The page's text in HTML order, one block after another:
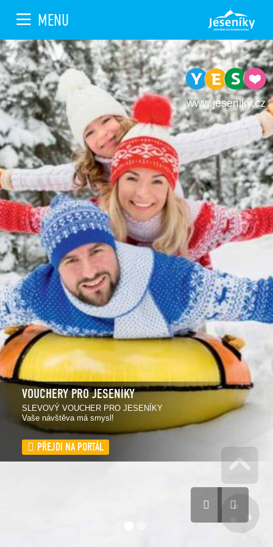
MENU
www.jeseniky.cz
VOUCHERY PRO JESENÍKY
SLEVOVÝ VOUCHER PRO JESENÍKY
Vaše návštěva má smysl!
PŘEJDI NA PORTÁL
Go